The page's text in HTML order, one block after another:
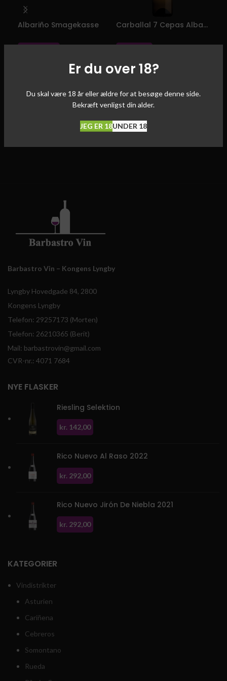
Er du over 18?
Du skal være 18 år eller ældre for at besøge denne side.
Bekræft venligst din alder.
JEG ER 18UNDER 18
Albariño Smagekasse Carballal 7 Cepas Albariño
Barbastro Vin – Kongens Lyngby
Lyngby Hovedgade 84, 2800
Kongens Lyngby
Telefon: 29257173 (Morten)
Telefon: 26210365 (Berit)
Mail: barbastrovin@gmail.com
CVR-nr.: 4071 7684
NYE FLASKER
Riesling Selektion
kr. 142,00
Rico Nuevo Al Raso 2022
kr. 292,00
Rico Nuevo Jirón De Niebla 2021
kr. 292,00
KATEGORIER
Vindistrikter
Asturien
Cariñena
Cebreros
Somontano
Rueda